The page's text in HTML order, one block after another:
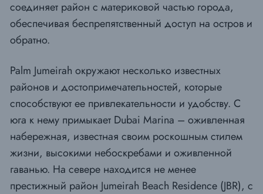
соединяет район с материковой частью города,
обеспечивая беспрепятственный доступ на остров и
обратно.
Palm Jumeirah окружают несколько известных
районов и достопримечательностей, которые
способствуют ее привлекательности и удобству. С
юга к нему примыкает Dubai Marina – оживленная
набережная, известная своим роскошным стилем
жизни, высокими небоскребами и оживленной
гаванью. На севере находится не менее
престижный район Jumeirah Beach Residence (JBR), с